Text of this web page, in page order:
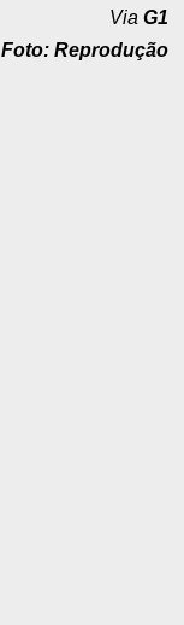
Via G1
Foto: Reprodução